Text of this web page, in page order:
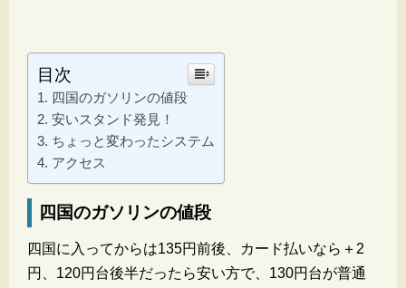
目次
四国のガソリンの値段
安いスタンド発見！
ちょっと変わったシステム
アクセス
四国のガソリンの値段
四国に入ってからは135円前後、カード払いなら＋2
円、120円台後半だったら安い方で、130円台が普通